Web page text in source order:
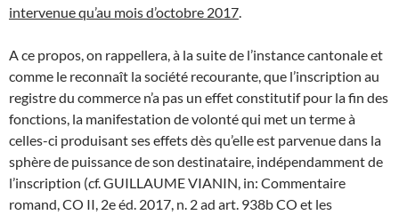
intervenue qu’au mois d’octobre 2017
A ce propos, on rappellera, à la suite de l’instance cantonale et
comme le reconnaît la société recourante, que l’inscription au
registre du commerce n’a pas un effet constitutif pour la fin des
fonctions, la manifestation de volonté qui met un terme à
celles-ci produisant ses effets dès qu’elle est parvenue dans la
sphère de puissance de son destinataire, indépendamment de
l’inscription (cf. GUILLAUME VIANIN, in: Commentaire
romand, CO II, 2e éd. 2017, n. 2 ad art. 938b CO et les